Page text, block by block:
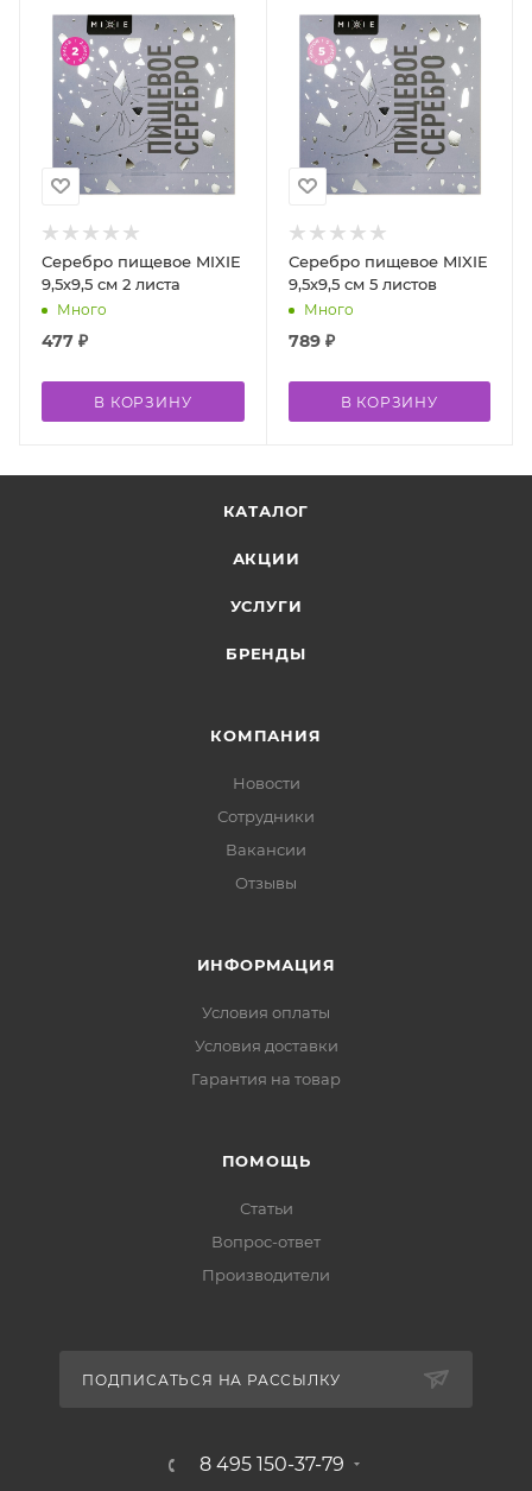
Серебро пищевое MIXIE
9,5х9,5 см 2 листа
Много
477 ₽
В КОРЗИНУ
Серебро пищевое MIXIE
9,5х9,5 см 5 листов
Много
789₽
В КОРЗИНУ
КАТАЛОГ
АКЦИИ
УСЛУГИ
БРЕНДЫ
КОМПАНИЯ
Новости
Сотрудники
Вакансии
Отзывы
ИНФОРМАЦИЯ
Условия оплаты
Условия доставки
Гарантия на товар
ПОМОЩЬ
Статьи
Вопрос-ответ
Производители
ПОДПИСАТЬСЯ НА РАССЫЛКУ
8 495 150-37-79